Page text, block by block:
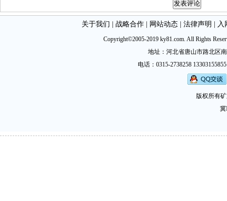
关于我们 战略合作| 网站动态| 法律声明 入
Copyright©2005-2019 ky81.com. All Rights
地址：河北省唐山市路北区
电话：0315-2738258
版权所有
冀